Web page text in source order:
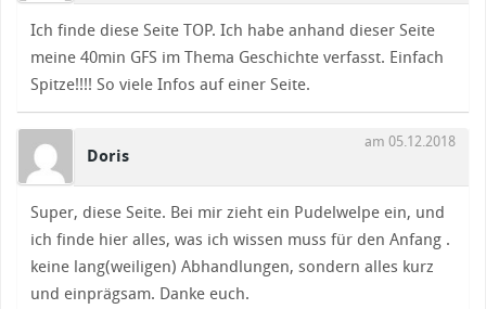
Ich finde diese Seite TOP. Ich habe anhand dieser Seite
meine 40min GFS im Thema Geschichte verfasst. Einfach
Spitze!!!! So viele Infos auf einer Seite.
Doris
am 05.12.2018
Super, diese Seite. Bei mir zieht ein Pudelwelpe ein, und
ich finde hier alles, was ich wissen muss für den Anfang .
keine lang(weiligen) Abhandlungen, sondern alles kurz
und einprägsam. Danke euch.